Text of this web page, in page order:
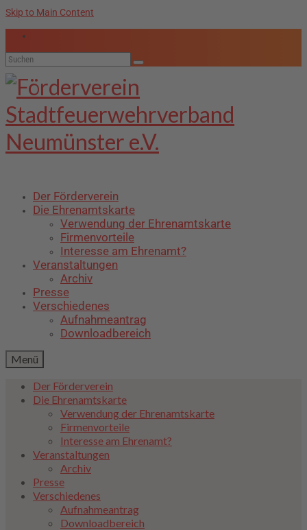
Skip to Main Content
Suche
nach:
Der Förderverein
Die Ehrenamtskarte
Verwendung der Ehrenamtskarte
Firmenvorteile
Interesse am Ehrenamt?
Veranstaltungen
Archiv
Presse
Verschiedenes
Aufnahmeantrag
Downloadbereich
Menü
Der Förderverein
Die Ehrenamtskarte
Verwendung der Ehrenamtskarte
Firmenvorteile
Interesse am Ehrenamt?
Veranstaltungen
Archiv
Presse
Verschiedenes
Aufnahmeantrag
Downloadbereich